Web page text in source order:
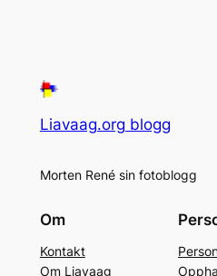
Liavaag.org blogg
Morten René sin fotoblogg
Om
Kontakt
Om Liavaag